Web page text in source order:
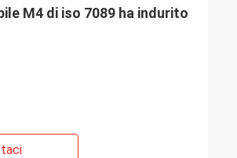
M4 di iso 7089 ha indurito